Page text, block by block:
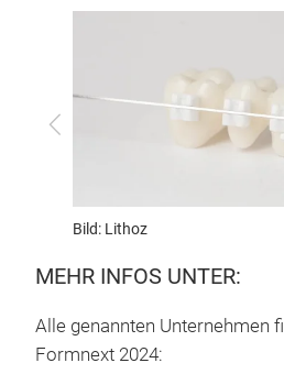
Zurück
Bild: Lithoz
MEHR INFOS UNTER:
Alle genannten Unternehmen
Formnext 2024: